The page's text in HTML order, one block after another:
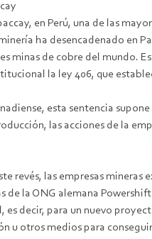
en Perú, una de las
ha desencadenado en
minas de cobre del mundo.
la ley 406, que
esta sentencia
las acciones de la
revés, las empresas
de la ONG alemana
decir, para un nuevo
u otros medios para